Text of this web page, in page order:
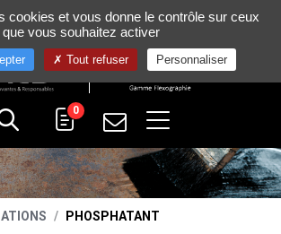
+33 (0)4 75 58 80 10
0
PHOSPHATANT
sur les cookies
cookies et vous donne le contrôle sur ceux
que vous souhaitez activer
Tout refuser Personnaliser